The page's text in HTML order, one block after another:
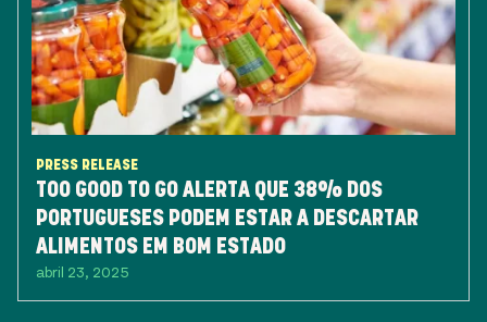
PRESS RELEASE
TOO GOOD TO GO ALERTA QUE 38% DOS
PORTUGUESES PODEM ESTAR A DESCARTAR
ALIMENTOS EM BOM ESTADO
abril 23, 2025